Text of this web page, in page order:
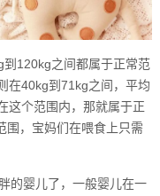
120kg之间都属于正常范
在40kg到71kg之间，平均
这个范围内，那就属于正
围，宝妈们在喂食上只需
的婴儿了，一般婴儿在一